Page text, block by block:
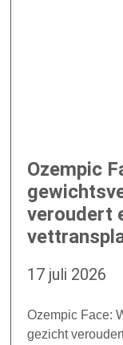
Ozempic
veroudert
17 juli 2026
Ozempic Face:
gezicht